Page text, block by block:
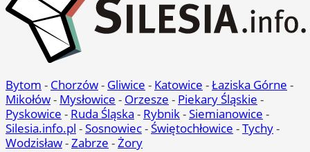
Bytom - Chorzów- Gliwice - Katowice -Łaziska Górne -
Mikołów- Mysłowice - Orzesze - Piekary Śląskie -
Pyskowice - Ruda Śląska - Rybnik-Siemianowice -
Silesia.info.pl -Sosnowiec-Świętochłowice -Tychy-
Wodzisław-Zabrze -Żory